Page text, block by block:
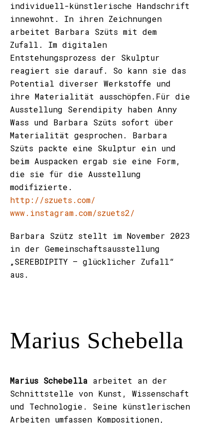
individuell-künstlerische Handschrift
innewohnt. In ihren Zeichnungen
arbeitet Barbara Szüts mit dem
Zufall. Im digitalen
Entstehungsprozess der Skulptur
reagiert sie darauf. So kann sie das
Potential diverser Werkstoffe und
ihre Materialität ausschöpfen.Für die
Ausstellung Serendipity haben Anny
Wass und Barbara Szüts sofort über
Materialität gesprochen. Barbara
Szüts packte eine Skulptur ein und
beim Auspacken ergab sie eine Form,
die sie für die Ausstellung
modifizierte.
http://szuets.com/
www.instagram.com/szuets2/
Barbara Szütz stellt im November 2023
in der Gemeinschaftsausstellung
„SEREBDIPITY – glücklicher Zufall“
aus.
Marius Schebella
Marius Schebella arbeitet an der
Schnittstelle von Kunst, Wissenschaft
und Technologie. Seine künstlerischen
Arbeiten umfassen Kompositionen,